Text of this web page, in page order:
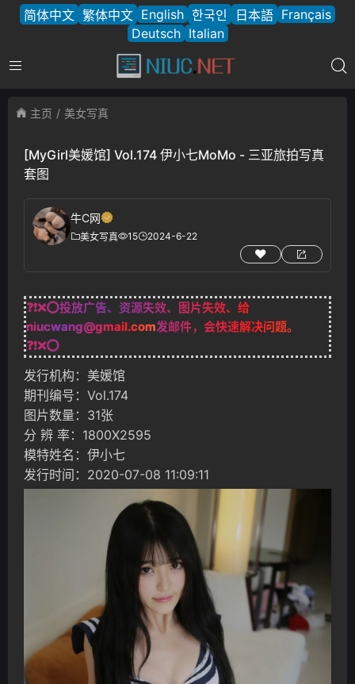
简体中文 繁体中文 English 한국인 日本語 Français
Deutsch Italian
主页 美女写真
[MyGirl美媛馆] Vol.174 伊小七MoMo - 三亚旅拍写真
套图
牛C网
美女写真 15 2024-6-22
❓❗❌⭕投放广告、资源失效、图片失效、给
niucwang@gmail.com发邮件，会快速解决问题。
❓❗❌⭕
发行机构：美媛馆
期刊编号：Vol.174
图片数量：31张
分 辨 率：1800X2595
模特姓名：伊小七
发行时间：2020-07-08 11:09:11